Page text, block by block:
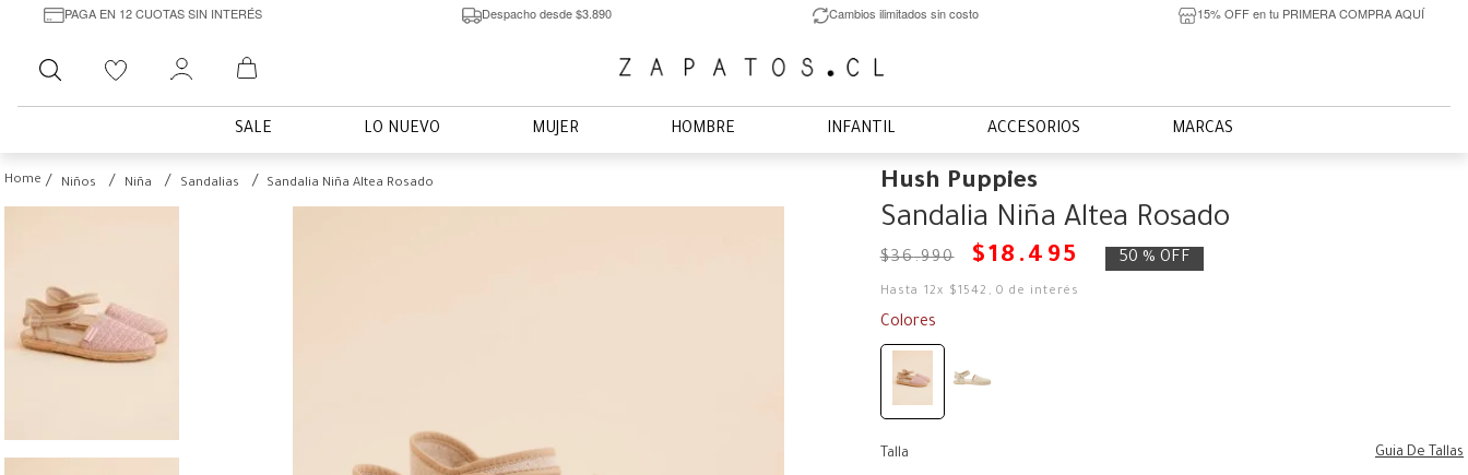
PAGA EN 12 CUOTAS SIN INTERÉS Despacho desde $3.890 Cambios ilimitados sin costo 15% OFF en tu PRIMERA COMPRA AQUÍ
Buscar
SALE LO NUEVO MUJER HOMBRE INFANTIL ACCESORIOS MARCAS
Niños Niña Sandalias Sandalia Niña Altea Rosado Hush Puppies
Sandalia Niña Altea Rosado
$36.990 $18 . 495 50 % OFF
Hasta 12x $1542 ,0 de interés
Colores
Talla Guia De Tallas